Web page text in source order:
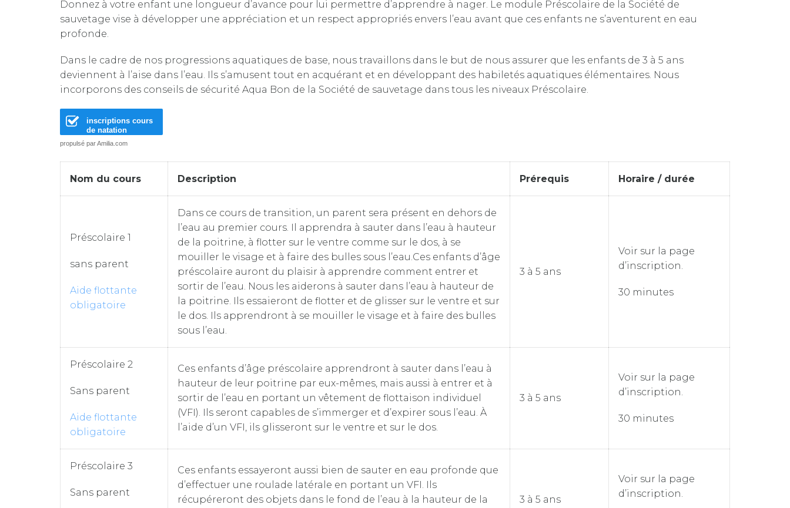
Donnez à votre enfant une longueur d’avance pour lui permettre d’apprendre à nager. Le module Préscolaire de la Société de
sauvetage vise à développer une appréciation et un respect appropriés envers l’eau avant que ces enfants ne s’aventurent en eau
profonde.
Dans le cadre de nos progressions aquatiques de base, nous travaillons dans le but de nous assurer que les enfants de 3 à 5 ans
deviennent à l’aise dans l’eau. Ils s’amusent tout en acquérant et en développant des habiletés aquatiques élémentaires. Nous
incorporons des conseils de sécurité Aqua Bon de la Société de sauvetage dans tous les niveaux Préscolaire.
inscriptions cours
de natation
propulsé par Amilia.com
Nom du cours Description Prérequis Horaire / durée
Préscolaire 1
sans parent
Aide flottante
obligatoire
Dans ce cours de transition, un parent sera présent en dehors de
l’eau au premier cours. Il apprendra à sauter dans l’eau à hauteur
de la poitrine, à flotter sur le ventre comme sur le dos, à se
mouiller le visage et à faire des bulles sous l’eau.Ces enfants d’âge
préscolaire auront du plaisir à apprendre comment entrer et
sortir de l’eau. Nous les aiderons à sauter dans l’eau à hauteur de
la poitrine. Ils essaieront de flotter et de glisser sur le ventre et sur
le dos. Ils apprendront à se mouiller le visage et à faire des bulles
sous l’eau.
3 à 5 ans
Voir sur la page
d’inscription.
30 minutes
Préscolaire 2
Sans parent
Aide flottante
obligatoire
Ces enfants d’âge préscolaire apprendront à sauter dans l’eau à
hauteur de leur poitrine par eux-mêmes, mais aussi à entrer et à
sortir de l’eau en portant un vêtement de flottaison individuel
(VFI). Ils seront capables de s’immerger et d’expirer sous l’eau. À
l’aide d’un VFI, ils glisseront sur le ventre et sur le dos.
3 à 5 ans
Voir sur la page
d’inscription.
30 minutes
Préscolaire 3
Sans parent
Ces enfants essayeront aussi bien de sauter en eau profonde que
d’effectuer une roulade latérale en portant un VFI. Ils
récupéreront des objets dans le fond de l’eau à la hauteur de la
3 à 5 ans
Voir sur la page
d’inscription.